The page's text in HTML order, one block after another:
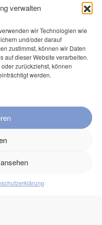
verwalten
wir Technologien wie
und/oder darauf
zustimmst, können wir Daten
auf dieser Website verarbeiten.
zurückziehst, können
werden.